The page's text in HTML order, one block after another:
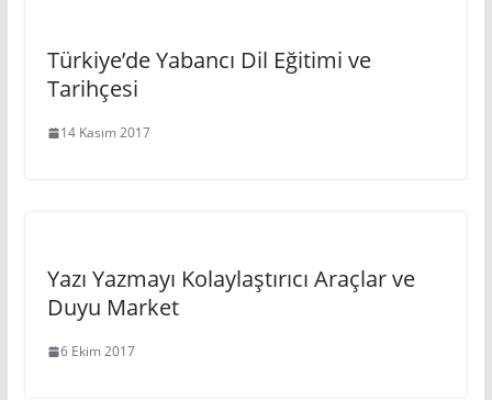
Türkiye’de Yabancı Dil Eğitimi ve
Tarihçesi
14 Kasım 2017
Yazı Yazmayı Kolaylaştırıcı Araçlar ve
Duyu Market
6 Ekim 2017